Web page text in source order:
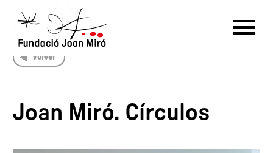
IT
日本語
한국어
NL
PT
Volver
Joan Miró. Círculos